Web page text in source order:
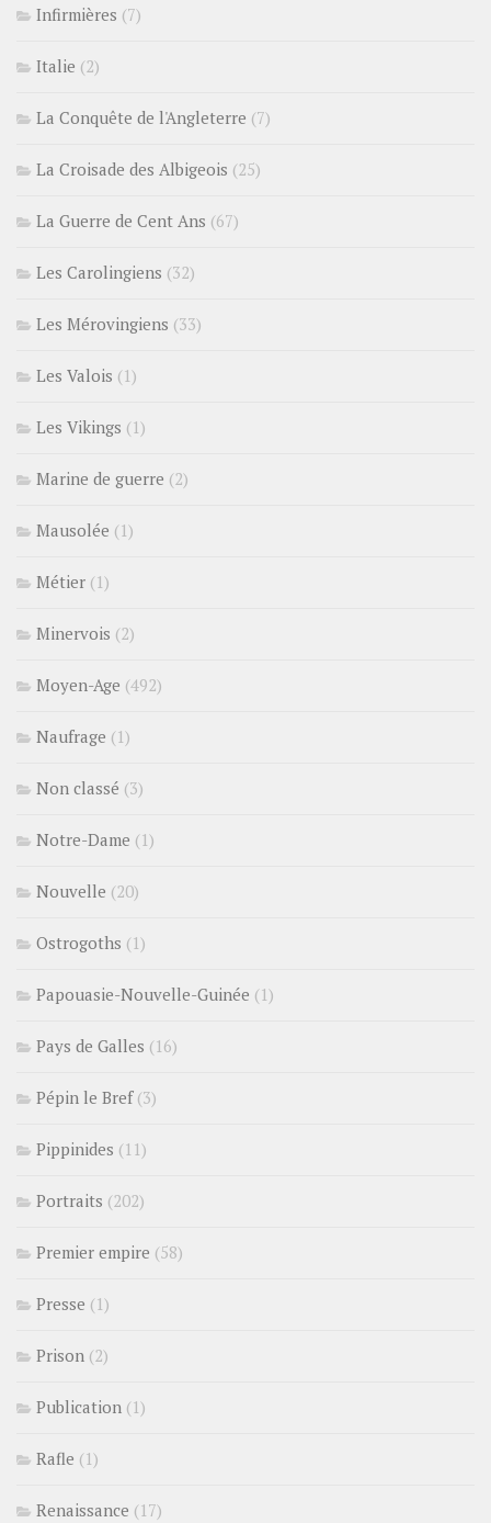
Infirmières (7)
Italie (2)
La Conquête de l'Angleterre (7)
La Croisade des Albigeois (25)
La Guerre de Cent Ans (67)
Les Carolingiens (32)
Les Mérovingiens (33)
Les Valois (1)
Les Vikings (1)
Marine de guerre (2)
Mausolée (1)
Métier (1)
Minervois (2)
Moyen-Age (492)
Naufrage (1)
Non classé (3)
Notre-Dame (1)
Nouvelle (20)
Ostrogoths (1)
Papouasie-Nouvelle-Guinée (1)
Pays de Galles (16)
Pépin le Bref(3)
Pippinides (11)
Portraits (202)
Premier empire (58)
Presse (1)
Prison (2)
Publication (1)
Rafle (1)
Renaissance (17)